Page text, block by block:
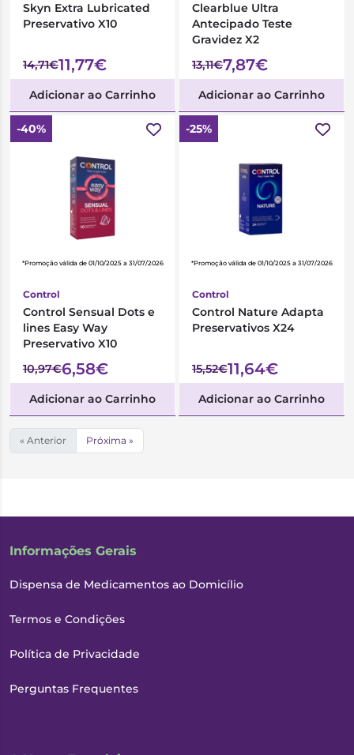
Skyn Extra Lubricated
Preservativo X10
14,71€11,77€
Adicionar ao Carrinho
Clearblue Ultra
Antecipado Teste
Gravidez X2
13,11€7,87€
Adicionar ao Carrinho
-40%
*Promoção válida de 01/10/2025 a 31/07/2026
Control
Control Sensual Dots e
lines Easy Way
Preservativo X10
10,97€6,58€
Adicionar ao Carrinho
-25%
*Promoção válida de 01/10/2025 a 31/07/2026
Control
Control Nature Adapta
Preservativos X24
15,52€11,64€
Adicionar ao Carrinho
« Anterior Próxima »
Informações Gerais
Dispensa de Medicamentos ao Domicílio
Termos e Condições
Política de Privacidade
Perguntas Frequentes